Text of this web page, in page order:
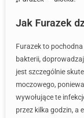
Jak Furazek
Furazek to
bakterii,
jest szczególnie
moczowego,
wywołujące te
przez kilka godzin, a